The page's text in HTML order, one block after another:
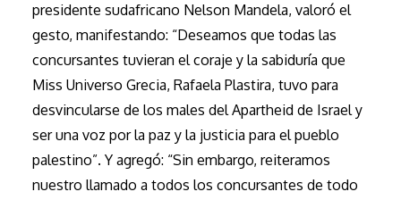
presidente sudafricano Nelson Mandela, valoró el
gesto, manifestando: “Deseamos que todas las
concursantes tuvieran el coraje y la sabiduría que
Miss Universo Grecia, Rafaela Plastira, tuvo para
desvincularse de los males del Apartheid de Israel y
ser una voz por la paz y la justicia para el pueblo
palestino”. Y agregó: “Sin embargo, reiteramos
nuestro llamado a todos los concursantes de todo